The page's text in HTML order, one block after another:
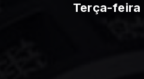
Terça-feira